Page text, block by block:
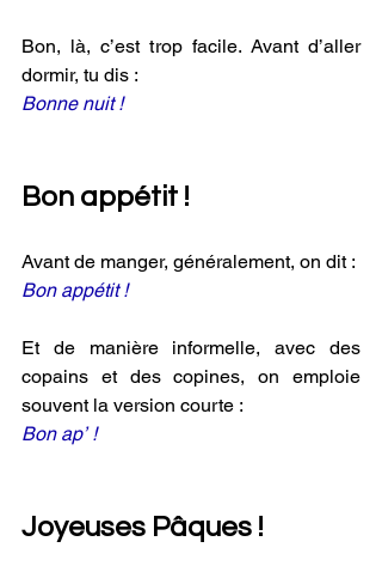
Bon, là, c’est trop facile. Avant d’aller
dormir, tu dis :
Bonne nuit !
Bon appétit !
Avant de manger, généralement, on dit :
Bon appétit !
Et de manière informelle, avec des
copains et des copines, on emploie
souvent la version courte :
Bon ap’ !
Joyeuses Pâques !